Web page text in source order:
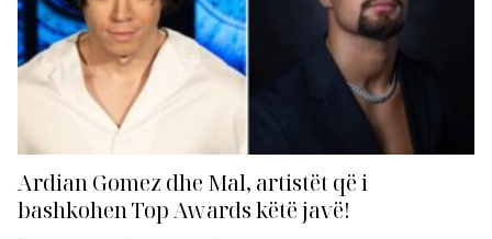
Ardian Gomez dhe Mal, artistët që i
bashkohen Top Awards këtë javë!